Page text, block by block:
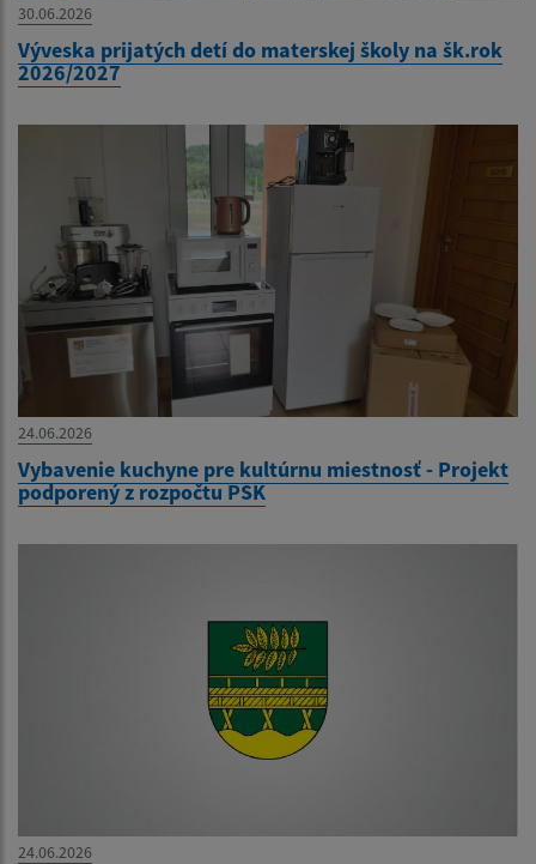
30.06.2026
Výveska prijatých detí do materskej školy na šk.rok
2026/2027
24.06.2026
Vybavenie kuchyne pre kultúrnu miestnosť - Projekt
podporený z rozpočtu PSK
24.06.2026